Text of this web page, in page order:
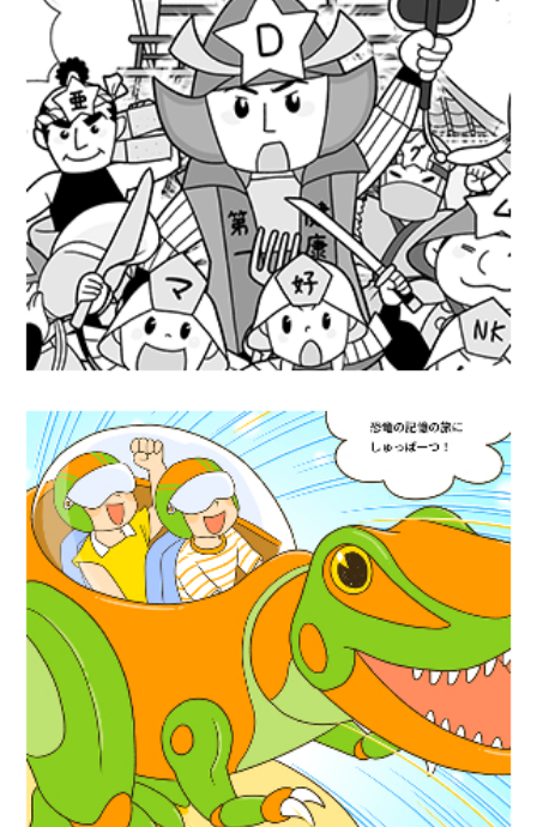
広告漫画『免疫と栄養素のしくみ』MMS
学習漫画『恐竜時代の大冒険』実業之日本
社